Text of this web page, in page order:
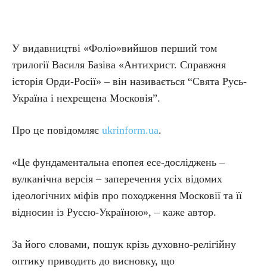
У видавництві «Фоліо»вийшов перший том
трилогії Василя Базіва «Антихрист. Справжня
історія Орди-Росії» – він називається “Свята Русь-
Україна і нехрещена Московія”.
Про це повідомляє ukrinform.ua.
«Це фундаментальна епопея есе-досліджень –
вулканічна версія – заперечення усіх відомих
ідеологічних міфів про походження Московії та її
відносин із Руссю-Україною», – каже автор.
За його словами, пошук крізь духовно-релігійну
оптику приводить до висновку, що